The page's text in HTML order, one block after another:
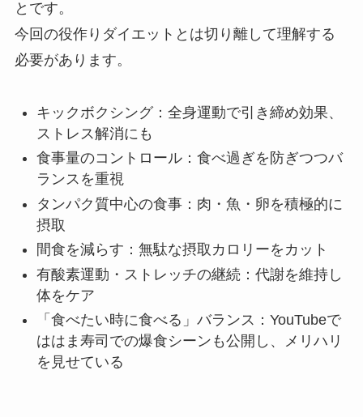
とです。
今回の役作りダイエットとは切り離して理解する
必要があります。
キックボクシング：全身運動で引き締め効果、
ストレス解消にも
食事量のコントロール：食べ過ぎを防ぎつつバ
ランスを重視
タンパク質中心の食事：肉・魚・卵を積極的に
摂取
間食を減らす：無駄な摂取カロリーをカット
有酸素運動・ストレッチの継続：代謝を維持し
体をケア
「食べたい時に食べる」バランス：YouTubeで
ははま寿司での爆食シーンも公開し、メリハリ
を見せている